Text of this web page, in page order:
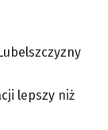
lepszy niż